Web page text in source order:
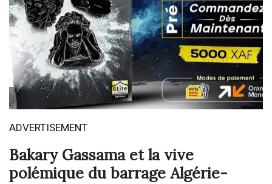
ADVERTISEMENT
Bakary Gassama et la vive
polémique du barrage Algérie-